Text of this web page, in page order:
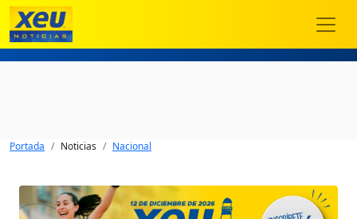
Portada Noticias Nacional